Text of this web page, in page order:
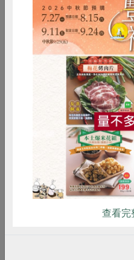
善糧放牧雞
生產者為永興畜牧場，除維
飼料中的基改黃豆、玉米原
基改邁向新里程碑。
自然放牧，增加雞隻傷病、
換來牠們自由、快樂的生活
食用非基改玉米、黃豆，搭
原料製成之飼料。飼養全程
換羽、不餵食額外添加色素
RPET
雞蛋 食安
查看完